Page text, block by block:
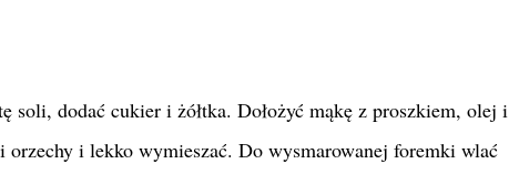
soli, dodać cukier i żółtka. Dołożyć mąkę z proszkiem, olej i
orzechy i lekko wymieszać. Do wysmarowanej foremki wlać